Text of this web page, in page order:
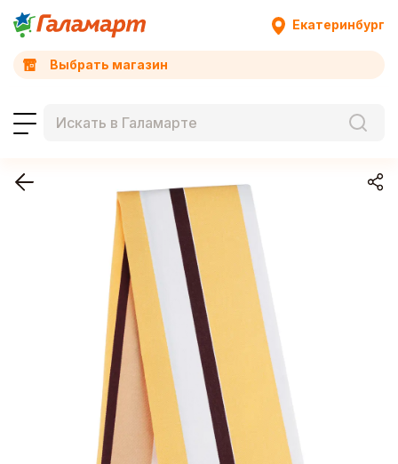
Екатеринбург
Выбрать магазин